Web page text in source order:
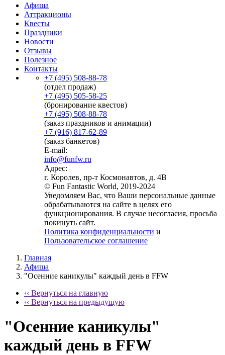
Афиша
Аттракционы
Квесты
Праздники
Новости
Отзывы
Полезное
Контакты
+7 (495) 508-88-78
(отдел продаж)
+7 (495) 505-58-25
(бронирование квестов)
+7 (495) 508-88-78
(заказ праздников и анимации)
+7 (916) 817-62-89
(заказ банкетов)
E-mail:
info@funfw.ru
Адрес:
г. Королев, пр-т Космонавтов, д. 4В
© Fun Fantastic World, 2019-2024
Уведомляем Вас, что Ваши персональные данные
обрабатываются на сайте в целях его
функционирования. В случае несогласия, просьба
покинуть сайт.
Политика конфиденциальности и
Пользовательское соглашение
Главная
Афиша
"Осенние каникулы" каждый день в FFW
‹‹ Вернуться на главную
‹‹ Вернуться на предыдущую
"Осенние каникулы"
каждый день в FFW